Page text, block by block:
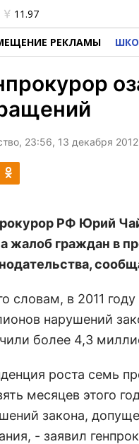
11.97
РЕКЛАМЫ
23:56, 13 декабря 2012
РФ Юрий
жалоб граждан в
словам, в 2011
нарушений
более 4,3
роста семь
месяцев этого
закона,
- заявил